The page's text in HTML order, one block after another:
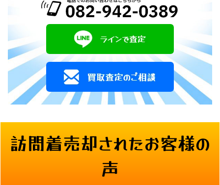
訪問着売却されたお客様の
声